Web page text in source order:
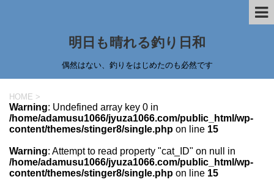
明日も晴れる釣り日和
偶然はない、釣りをはじめたのも必然です
HOME >
Warning: Undefined array key 0 in
/home/adamusu1066/jyuza1066.com/public_html/wp-
content/themes/stinger8/single.php on line 15
Warning: Attempt to read property "cat_ID" on null in
/home/adamusu1066/jyuza1066.com/public_html/wp-
content/themes/stinger8/single.php on line 15